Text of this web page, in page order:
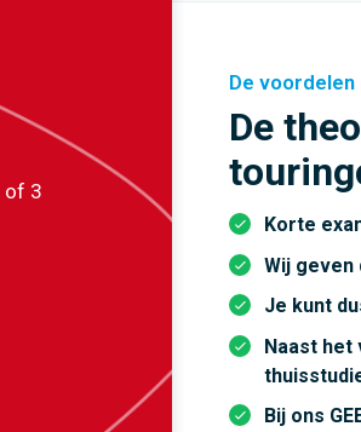
of 3
De voordelen
De
Korte
Wij geven
Je kunt
Naast het
Bij ons